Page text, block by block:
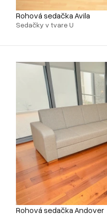
Rohová sedačka Avila
Sedačky v tvare U
Rohová sedačka Andover